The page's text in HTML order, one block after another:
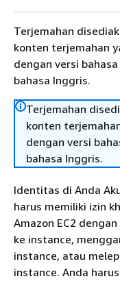
Terjemahan
konten terjemahan
dengan versi
bahasa Inggris.
Terjemahan
konten
dengan versi
bahasa Inggris.
Identitas di Anda
harus memiliki izin
Amazon EC2
ke instance,
instance, atau
instance. Anda